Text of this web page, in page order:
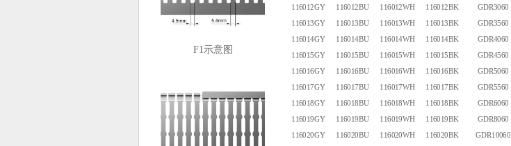
F1示意图
116012GY
116012BU 116012WH 116012BK GDR3060
116013GY
116013BU 116013WH 116013BK GDR3560
116014GY
116014BU 116014WH 116014BK GDR4060
116015GY
116015BU 116015WH 116015BK GDR4560
116016GY
116016BU 116016WH 116016BK GDR5060
116017GY
116017BU 116017WH 116017BK GDR5560
116018GY
116018BU 116018WH 116018BK GDR6060
116019GY
116019BU 116019WH 116019BK GDR8060
116020GY
116020BU 116020WH 116020BK GDR10060